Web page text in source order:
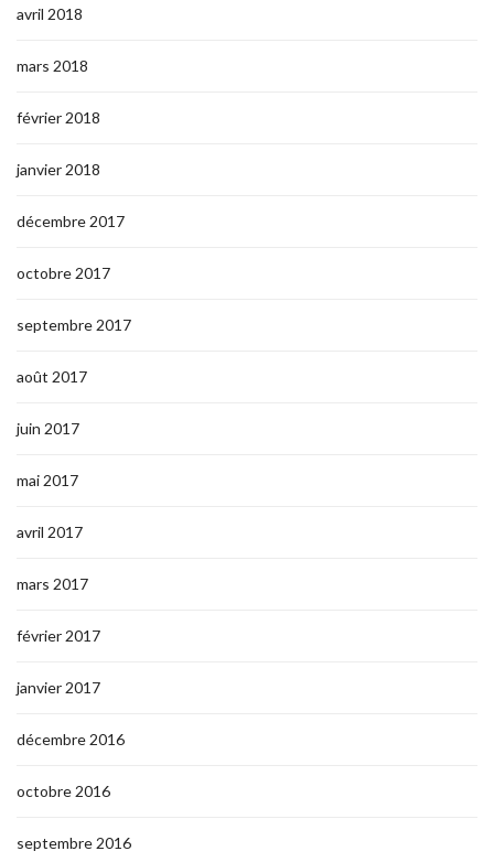
avril 2018
mars 2018
février 2018
janvier 2018
décembre 2017
octobre 2017
septembre 2017
août 2017
juin 2017
mai 2017
avril 2017
mars 2017
février 2017
janvier 2017
décembre 2016
octobre 2016
septembre 2016